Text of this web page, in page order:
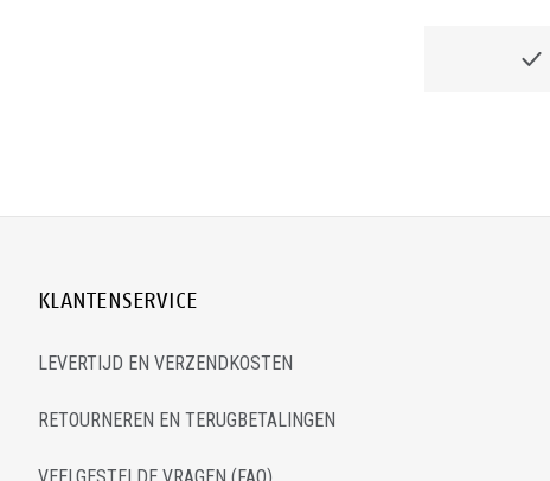
KLANTENSERVICE
LEVERTIJD EN VERZENDKOSTEN
RETOURNEREN EN TERUGBETALINGEN